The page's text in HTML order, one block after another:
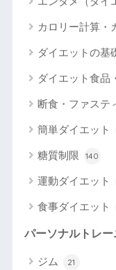
カロリー計算・
ダイエットの基
ダイエット食品
断食・ファステ
簡単ダイエット
糖質制限 140
運動ダイエット
食事ダイエット
パーソナルトレ
ジム 21